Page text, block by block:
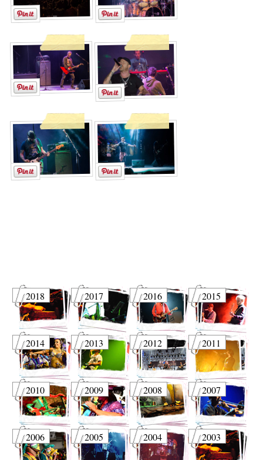
2018 2017 2016 2015
2014 2013 2012 2011
2010 2009 2008 2007
2006 2005 2004 2003